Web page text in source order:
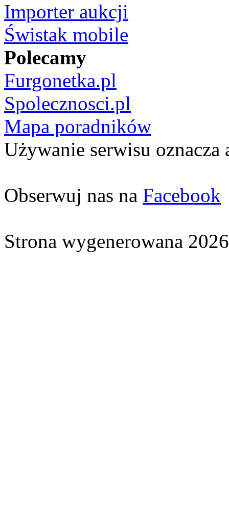
Importer aukcji
Świstak mobile
Polecamy
Furgonetka.pl
Spolecznosci.pl
Mapa poradników
Używanie serwisu oznacza
Obserwuj nas na Facebook
Strona wygenerowana